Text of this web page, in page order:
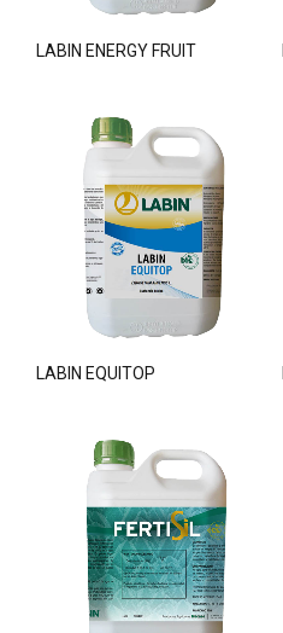
LABIN ENERGY FRUIT
LABIN EQUITOP